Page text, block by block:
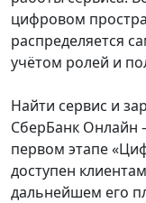
цифровом
распределяется
учётом ролей и
Найти сервис и
СберБанк Онлайн
первом этапе
доступен
дальнейшем его